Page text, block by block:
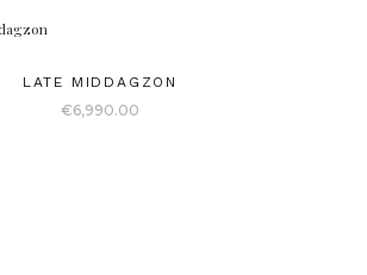
LATE MIDDAGZON
€6,990.00